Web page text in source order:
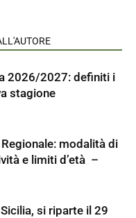
2026/2027: definiti i
stagione
modalità di
e limiti d’età –
si riparte il 29